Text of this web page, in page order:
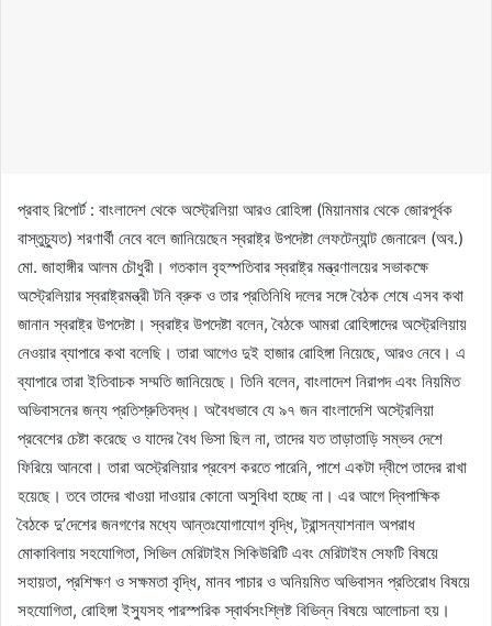
প্রবাহ রিপোর্ট : বাংলাদেশ থেকে অস্ট্রেলিয়া আরও রোহিঙ্গা (মিয়ানমার থেকে জোরপূর্বক
বাস্তুচ্যুত) শরণার্থী নেবে বলে জানিয়েছেন স্বরাষ্ট্র উপদেষ্টা লেফটেন্যান্ট জেনারেল (অব.)
মো. জাহাঙ্গীর আলম চৌধুরী। গতকাল বৃহস্পতিবার স্বরাষ্ট্র মন্ত্রণালয়ের সভাকক্ষে
অস্ট্রেলিয়ার স্বরাষ্ট্রমন্ত্রী টনি ব্রুক ও তার প্রতিনিধি দলের সঙ্গে বৈঠক শেষে এসব কথা
জানান স্বরাষ্ট্র উপদেষ্টা। স্বরাষ্ট্র উপদেষ্টা বলেন, বৈঠকে আমরা রোহিঙ্গাদের অস্ট্রেলিয়ায়
নেওয়ার ব্যাপারে কথা বলেছি। তারা আগেও দুই হাজার রোহিঙ্গা নিয়েছে, আরও নেবে। এ
ব্যাপারে তারা ইতিবাচক সম্মতি জানিয়েছে। তিনি বলেন, বাংলাদেশ নিরাপদ এবং নিয়মিত
অভিবাসনের জন্য প্রতিশ্রুতিবদ্ধ। অবৈধভাবে যে ৯৭ জন বাংলাদেশি অস্ট্রেলিয়া
প্রবেশের চেষ্টা করেছে ও যাদের বৈধ ভিসা ছিল না, তাদের যত তাড়াতাড়ি সম্ভব দেশে
ফিরিয়ে আনবো। তারা অস্ট্রেলিয়ার প্রবেশ করতে পারেনি, পাশে একটা দ্বীপে তাদের রাখা
হয়েছে। তবে তাদের খাওয়া দাওয়ার কোনো অসুবিধা হচ্ছে না। এর আগে দ্বিপাক্ষিক
বৈঠকে দু’দেশের জনগণের মধ্যে আন্তঃযোগাযোগ বৃদ্ধি, ট্রান্সন্যাশনাল অপরাধ
মোকাবিলায় সহযোগিতা, সিভিল মেরিটাইম সিকিউরিটি এবং মেরিটাইম সেফটি বিষয়ে
সহায়তা, প্রশিক্ষণ ও সক্ষমতা বৃদ্ধি, মানব পাচার ও অনিয়মিত অভিবাসন প্রতিরোধ বিষয়ে
সহযোগিতা, রোহিঙ্গা ইস্যুসহ পারস্পরিক স্বার্থসংশ্লিষ্ট বিভিন্ন বিষয়ে আলোচনা হয়।